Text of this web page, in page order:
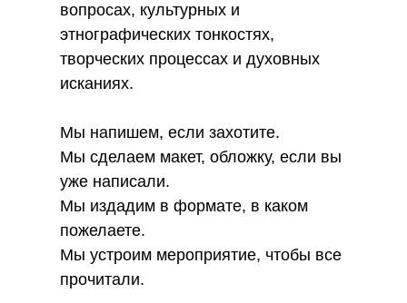
вопросах, культурных и
этнографических тонкостях,
творческих процессах и духовных
исканиях.
Мы напишем, если захотите.
Мы сделаем макет, обложку, если вы
уже написали.
Мы издадим в формате, в каком
пожелаете.
Мы устроим мероприятие, чтобы все
прочитали.